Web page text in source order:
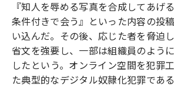
『知人を辱める写真を合成してあげ
条件付きで会う』といった内容の投
い込んだ。その後、応じた者を脅迫
省文を強要し、一部は組織員のよう
したという。オンライン空間を犯罪
た典型的なデジタル奴隷化犯罪であ